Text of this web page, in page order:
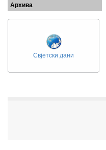
Архива
Свјетски дани